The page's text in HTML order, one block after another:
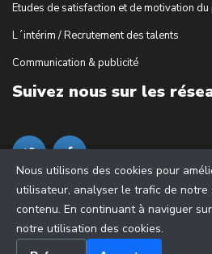
Etudes de satisfaction et de motivation
L´intérim / Recrutement des talents
Communication & publicité
Suivez nous sur les
Nous utilisons des cookies pour
utilisateur, analyser le trafic de
contenu. En continuant à naviguer
notre utilisation des cookies.